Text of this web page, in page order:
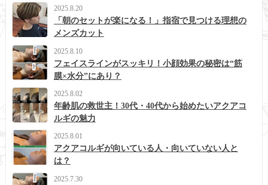
2025.8.20
「朝のセットが楽になる！」指宿で見つける理想の
メンズカット
2025.8.10
フェイスラインがスッキリ！小顔効果の秘密は“筋
膜×水分”にあり？
2025.8.02
年齢肌の救世主！30代・40代から始めたいアクアコ
ルギの魅力
2025.8.01
アクアコルギが向いている人・向いていない人と
は？
2025.7.30